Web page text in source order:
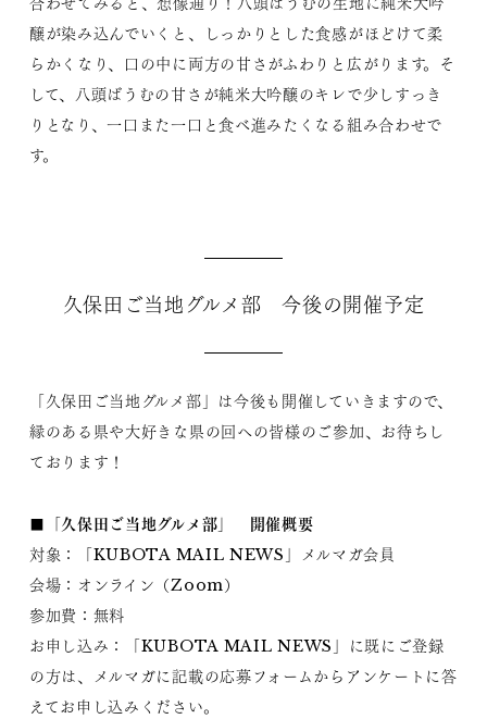
醸が染み込んでいくと、しっかりとした食感がほどけて柔
らかくなり、口の中に両方の甘さがふわりと広がります。そ
して、八頭ばうむの甘さが純米大吟醸のキレで少しすっき
りとなり、一口また一口と食べ進みたくなる組み合わせで
す。
久保田ご当地グルメ部 今後の開催予定
「久保田ご当地グルメ部」は今後も開催していきますので、
縁のある県や大好きな県の回への皆様のご参加、お待ちし
ております！
■「久保田ご当地グルメ部」 開催概要
対象：「KUBOTA MAIL NEWS」メルマガ会員
会場：オンライン（Zoom）
参加費：無料
お申し込み：「KUBOTA MAIL NEWS」に既にご登録
の方は、メルマガに記載の応募フォームからアンケートに答
えてお申し込みください。